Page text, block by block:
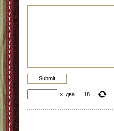
× два = 18